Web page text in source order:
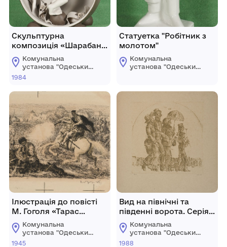
Скульптурна
композиція «Шарабан»
із серії «Старий цирк»
Комунальна
установа "Одеський
національний
1984
Ілюстрація до повісті
М. Гоголя «Тарас
Бульба». Польський
лицар стріляє у козака
(Бій зі шляхтичем)
Комунальна
установа "Одеський
національний
1945
Статуетка "Робітник з
молотом"
Комунальна
установа "Одеський
Вид на північні та
південні ворота. Серія
«Відгук старого міста».
Комунальна
установа "Одеський
національний
1988